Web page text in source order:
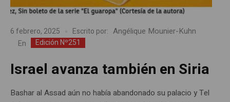
6 febrero, 2025 Escrito por: Angélique Mounier-Kuhn
En Edición Nº251
Israel avanza también en Siria
Bashar al Assad aún no había abandonado su palacio y Tel